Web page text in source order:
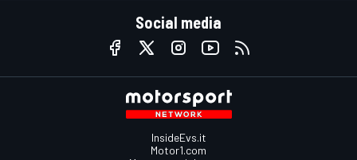
Social media
InsideEvs.it
Motor1.com